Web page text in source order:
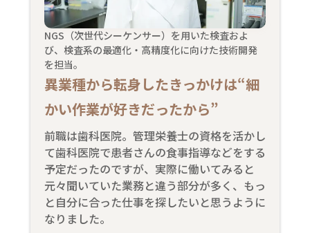
NGS（次世代シーケンサー）を用いた検査およ
び、検査系の最適化・高精度化に向けた技術開発
を担当。
異業種から転身したきっかけは“細
かい作業が好きだったから”
前職は歯科医院。管理栄養士の資格を活かし
て歯科医院で患者さんの食事指導などをする
予定だったのですが、実際に働いてみると
元々聞いていた業務と違う部分が多く、もっ
と自分に合った仕事を探したいと思うように
なりました。